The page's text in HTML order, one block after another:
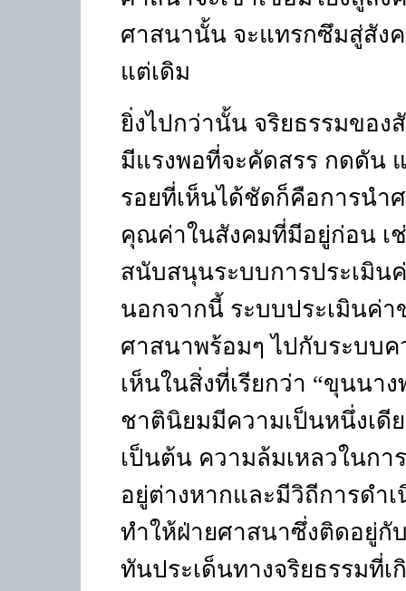
ศาสนานั้น จะแทรกซึมสู่สัง
แต่เดิม
ยิ่งไปกว่านั้น จริยธรรมของ
มีแรงพอที่จะคัดสรร กดดัน
รอยที่เห็นได้ชัดก็คือการนำ
คุณค่าในสังคมที่มีอยู่ก่อน เ
สนับสนุนระบบการประเมิ
นอกจากนี้ ระบบประเมินค่
ศาสนาพร้อมๆ ไปกับระบบ
เห็นในสิ่งที่เรียกว่า “ขุนน
ชาตินิยมมีความเป็นหนึ่งเดี
เป็นต้น ความล้มเหลวในกา
อยู่ต่างหากและมีวิถีการดำ
ทำให้ฝ่ายศาสนาซึ่งติดอยู่กั
ทันประเด็นทางจริยธรรมที่